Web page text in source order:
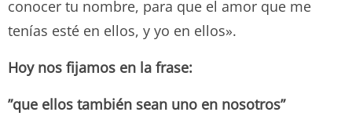
conocer tu nombre, para que el amor que me
tenías esté en ellos, y yo en ellos».
Hoy nos fijamos en la frase:
”que ellos también sean uno en nosotros”